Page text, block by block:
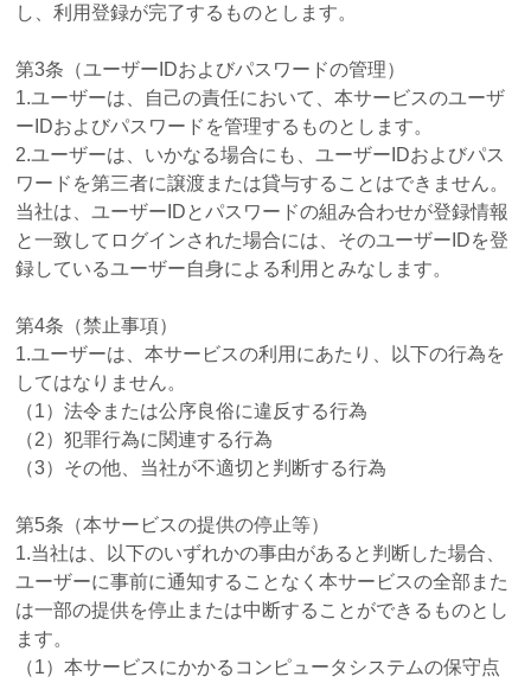
し、利用登録が完了するものとします。
第3条（ユーザーIDおよびパスワードの管理）
1.ユーザーは、自己の責任において、本サービスのユーザ
ーIDおよびパスワードを管理するものとします。
2.ユーザーは、いかなる場合にも、ユーザーIDおよびパス
ワードを第三者に譲渡または貸与することはできません。
当社は、ユーザーIDとパスワードの組み合わせが登録情報
と一致してログインされた場合には、そのユーザーIDを登
録しているユーザー自身による利用とみなします。
第4条（禁止事項）
1.ユーザーは、本サービスの利用にあたり、以下の行為を
してはなりません。
（1）法令または公序良俗に違反する行為
（2）犯罪行為に関連する行為
（3）その他、当社が不適切と判断する行為
第5条（本サービスの提供の停止等）
1.当社は、以下のいずれかの事由があると判断した場合、
ユーザーに事前に通知することなく本サービスの全部また
は一部の提供を停止または中断することができるものとし
ます。
（1）本サービスにかかるコンピュータシステムの保守点